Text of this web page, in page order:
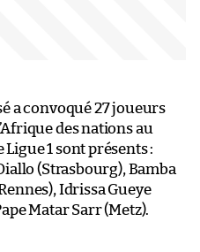
a convoqué 27 joueurs
des nations au
1 sont présents :
(Strasbourg), Bamba
Idrissa Gueye
Matar Sarr (Metz).